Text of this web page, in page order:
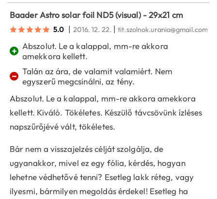
Baader Astro solar foil ND5 (visual) - 29x21 cm
5.0 | 2016. 12. 22. |tit.szolnok.urania@gmail.com
+
Abszolut. Le a kalappal, mm-re akkora
amekkora kellett.
− Talán az ára, de valamit valamiért. Nem
egyszerű megcsinálni, az tény.
Abszolut. Le a kalappal, mm-re akkora amekkora
kellett. Kiváló. Tökéletes. Készülő távcsövünk ízléses
napszűrőjévé vált, tökéletes.
Bár nem a visszajelzés célját szolgálja, de
ugyanakkor, mivel ez egy fólia, kérdés, hogyan
lehetne védhetővé tenni? Esetleg lakk réteg, vagy
ilyesmi, bármilyen megoldás érdekel! Esetleg ha